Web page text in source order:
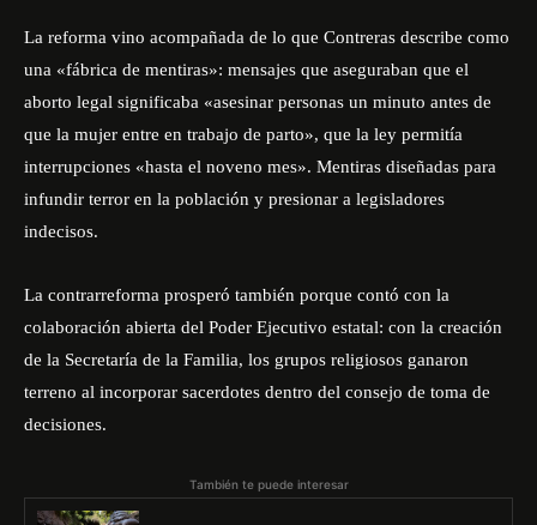
La reforma vino acompañada de lo que Contreras describe como
una «fábrica de mentiras»: mensajes que aseguraban que el
aborto legal significaba «asesinar personas un minuto antes de
que la mujer entre en trabajo de parto», que la ley permitía
interrupciones «hasta el noveno mes». Mentiras diseñadas para
infundir terror en la población y presionar a legisladores
indecisos.
La contrarreforma prosperó también porque contó con la
colaboración abierta del Poder Ejecutivo estatal: con la creación
de la Secretaría de la Familia, los grupos religiosos ganaron
terreno al incorporar sacerdotes dentro del consejo de toma de
decisiones.
También te puede interesar